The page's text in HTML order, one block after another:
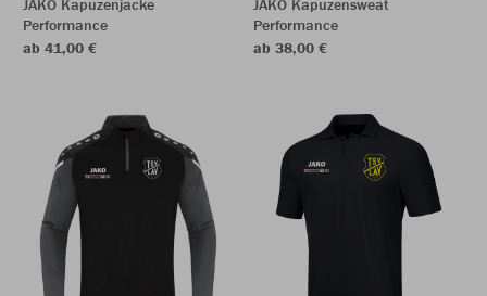
JAKO Kapuzenjacke
Performance
ab 41,00 €
JAKO Kapuzensweat
Performance
ab 38,00 €